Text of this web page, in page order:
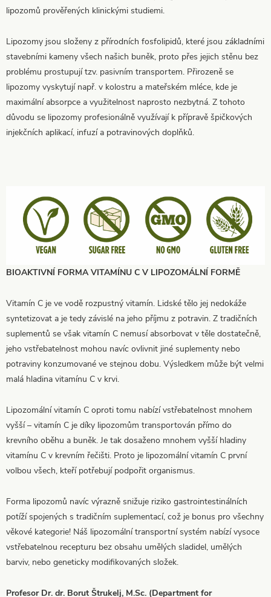
lipozomů prověřených klinickými studiemi.
Lipozomy jsou složeny z přírodních fosfolipidů, které jsou základními
stavebními kameny všech našich buněk, proto přes jejich stěnu bez
problému prostupují tzv. pasivním transportem. Přirozeně se
lipozomy vyskytují např. v kolostru a mateřském mléce, kde je
maximální absorpce a využitelnost naprosto nezbytná. Z tohoto
důvodu se lipozomy profesionálně využívají k přípravě špičkových
injekčních aplikací, infuzí a potravinových doplňků.
BIOAKTIVNÍ FORMA VITAMÍNU C V LIPOZOMÁLNÍ FORMĚ
Vitamín C je ve vodě rozpustný vitamín. Lidské tělo jej nedokáže
syntetizovat a je tedy závislé na jeho příjmu z potravin. Z tradičních
suplementů se však vitamín C nemusí absorbovat v těle dostatečně,
jeho vstřebatelnost mohou navíc ovlivnit jiné suplementy nebo
potraviny konzumované ve stejnou dobu. Výsledkem může být velmi
malá hladina vitamínu C v krvi.
Lipozomální vitamín C oproti tomu nabízí vstřebatelnost mnohem
vyšší – vitamín C je díky lipozomům transportován přímo do
krevního oběhu a buněk. Je tak dosaženo mnohem vyšší hladiny
vitamínu C v krevním řečišti. Proto je lipozomální vitamín C první
volbou všech, kteří potřebují podpořit organismus.
Forma lipozomů navíc výrazně snižuje riziko gastrointestinálních
potíží spojených s tradičním suplementací, což je bonus pro všechny
věkové kategorie! Náš lipozomální transportní systém nabízí vysoce
vstřebatelnou recepturu bez obsahu umělých sladidel, umělých
barviv, nebo geneticky modifikovaných složek.
Profesor Dr. dr. Borut Štrukelj, M.Sc. (Department for